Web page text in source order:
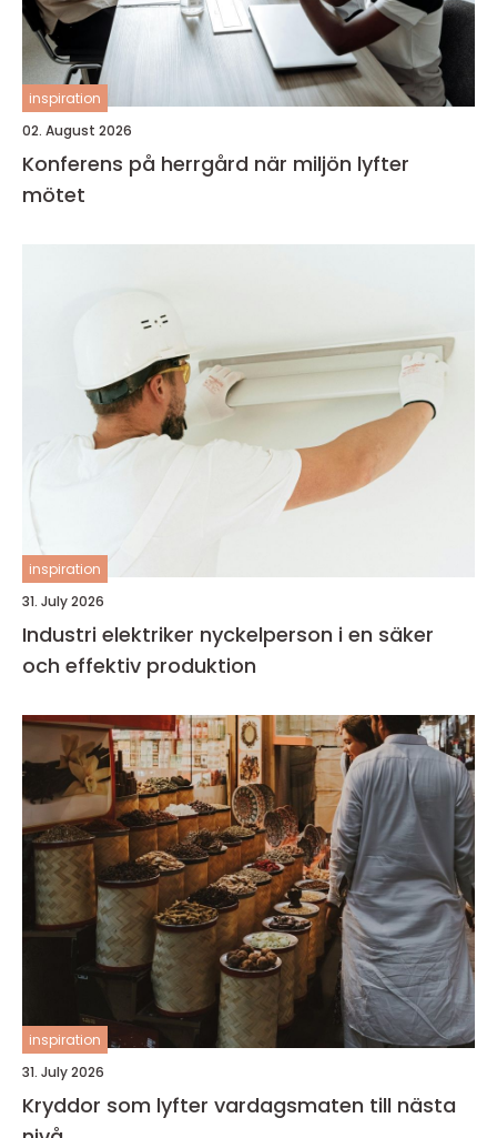
inspiration
02. August 2026
Konferens på herrgård när miljön lyfter
mötet
inspiration
31. July 2026
Industri elektriker nyckelperson i en säker
och effektiv produktion
inspiration
31. July 2026
Kryddor som lyfter vardagsmaten till nästa